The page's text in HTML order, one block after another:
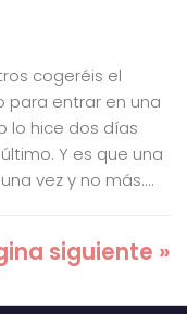
cogeréis el
para entrar en una
lo hice dos días
Y es que una
vez y no más....
siguiente »